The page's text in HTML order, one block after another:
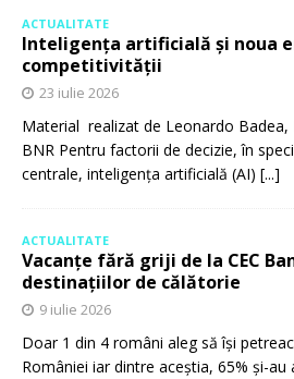
ACTUALITATE
Inteligența artificială și noua
competitivității
23 iulie 2026
Material realizat de Leonardo Badea,
BNR Pentru factorii de decizie, în
centrale, inteligența artificială (AI) [...]
ACTUALITATE
Vacanțe fără griji de la CEC
destinațiilor de călătorie
9 iulie 2026
Doar 1 din 4 români aleg să își
României iar dintre aceștia, 65% și-au